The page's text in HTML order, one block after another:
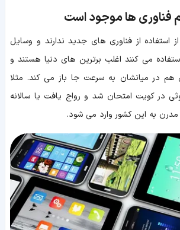
فناوری ها موجود است
استفاده از فناوری های جدید ندارند و وسایل
می کنند اغلب برترین های دنیا هستند و
هم در میانشان به سرعت جا باز می کند. مثلا
در کویت امتحان شد و رواج یافت یا سالانه
مدرن به این کشور وارد می شود.